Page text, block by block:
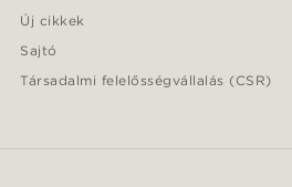
Új cikkek
Sajtó
Társadalmi felelősségvállalás (CSR)